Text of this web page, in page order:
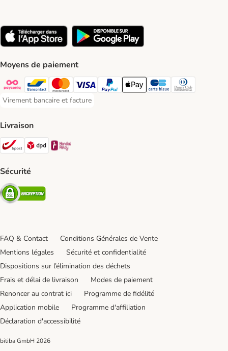
Moyens de paiement
Payconiq Payment Method
Bancontact Payment Method
Mastercard Payment Method
Visa Payment Method
Paypal Payment Method
Apple Pay Payment Method
Carte bleue Payment
Diners club
Virement bancaire et facture
Virement bancaire et facture Payment Method
Livraison
Bpost Shipping Method
DPD Shipping Method
Sécurité
Security
FAQ & Contact
Conditions Générales de Vente
Mentions légales
Sécurité et confidentialité
Dispositions sur l’élimination des déchets
Frais et délai de livraison
Modes de paiement
Renoncer au contrat ici
Programme de fidélité
Application mobile
Programme d'affiliation
Déclaration d'accessibilité
bitiba GmbH 2026